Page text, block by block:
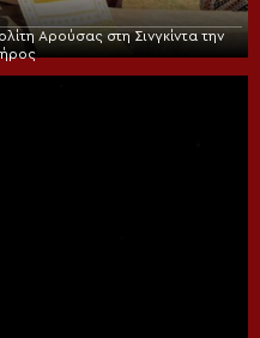
Αρούσας στη Σινγκίντα την